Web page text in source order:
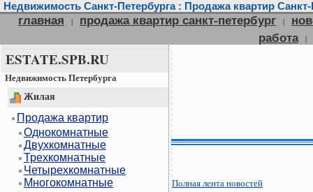
Недвижимость Санкт-Петербурга : Продажа квартир
главная | продажа квартир санкт-петербург |
работа
|
ESTATE.SPB.RU
Недвижимость Петербурга
Жилая
Продажа квартир
Однокомнатные
Двухкомнатные
Трехкомнатные
Четырехкомнатные
Многокомнатные
Полная лента новостей